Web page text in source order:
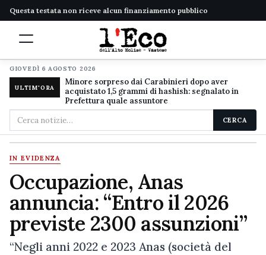
Questa testata non riceve alcun finanziamento pubblico
GIOVEDÌ 6 AGOSTO 2026
ULTIM'ORA
Minore sorpreso dai Carabinieri dopo aver
acquistato 1,5 grammi di hashish: segnalato in
Prefettura quale assuntore
Cerca
nel
sito
CERCA
IN EVIDENZA
Occupazione, Anas
annuncia: “Entro il 2026
previste 2300 assunzioni”
“Negli anni 2022 e 2023 Anas (società del